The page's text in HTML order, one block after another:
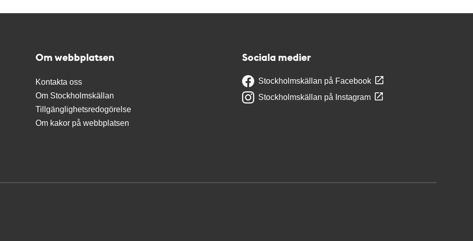
Om webbplatsen
Kontakta oss
Om Stockholmskällan
Tillgänglighetsredogörelse
Om kakor på webbplatsen
Sociala medier
Stockholmskällan på Facebook
Stockholmskällan på Instagram